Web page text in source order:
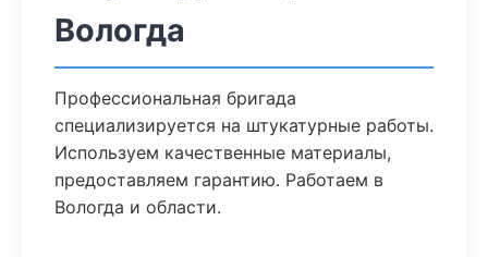
Вологда
Профессиональная бригада
специализируется на штукатурные работы.
Используем качественные материалы,
предоставляем гарантию. Работаем в
Вологда и области.